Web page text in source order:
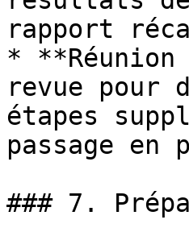
rapport
* **Réunion
revue pour
étapes
passage en
### 7.